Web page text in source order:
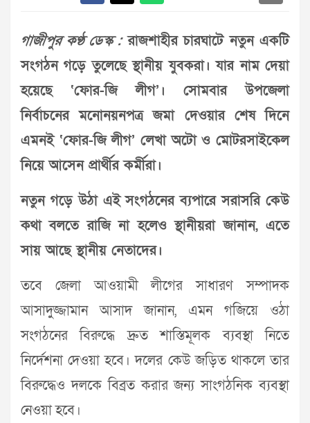
গাজীপুর কণ্ঠ ডেস্ক :রাজশাহীর চারঘাটে নতুন একটি
সংগঠন গড়ে তুলেছে স্থানীয় যুবকরা। যার নাম দেয়া
হয়েছে ‘ফোর-জি লীগ’। সোমবার উপজেলা
নির্বাচনের মনোনয়নপত্র জমা দেওয়ার শেষ দিনে
এমনই ‘ফোর-জি লীগ’ লেখা অটো ও মোটরসাইকেল
নিয়ে আসেন প্রার্থীর কর্মীরা।
নতুন গড়ে উঠা এই সংগঠনের ব্যপারে সরাসরি কেউ
কথা বলতে রাজি না হলেও স্থানীয়রা জানান, এতে
সায় আছে স্থানীয় নেতাদের।
তবে জেলা আওয়ামী লীগের সাধারণ সম্পাদক
আসাদুজ্জামান আসাদ জানান, এমন গজিয়ে ওঠা
সংগঠনের বিরুদ্ধে দ্রুত শাস্তিমূলক ব্যবস্থা নিতে
নির্দেশনা দেওয়া হবে। দলের কেউ জড়িত থাকলে তার
বিরুদ্ধেও দলকে বিব্রত করার জন্য সাংগঠনিক ব্যবস্থা
নেওয়া হবে।